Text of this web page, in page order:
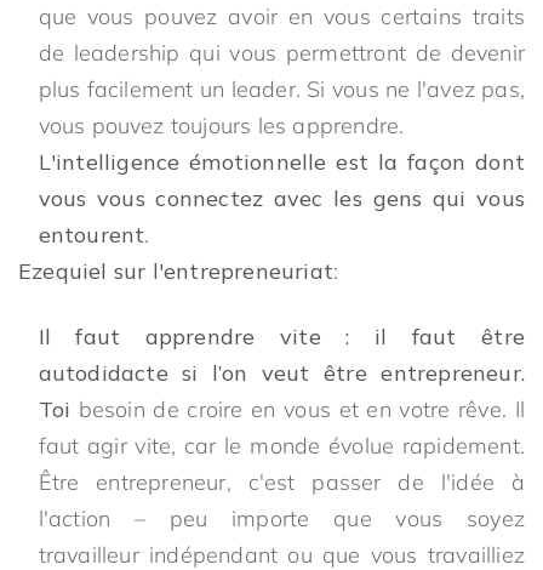
que vous pouvez avoir en vous certains traits
de leadership qui vous permettront de devenir
plus facilement un leader. Si vous ne l'avez pas,
vous pouvez toujours les apprendre.
L'intelligence émotionnelle est la façon dont
vous vous connectez avec les gens qui vous
entourent.
Ezequiel sur l'entrepreneuriat:
Il faut apprendre vite : il faut être
autodidacte si l’on veut être entrepreneur.
Toi besoin de croire en vous et en votre rêve. Il
faut agir vite, car le monde évolue rapidement.
Être entrepreneur, c'est passer de l'idée à
l'action – peu importe que vous soyez
travailleur indépendant ou que vous travailliez